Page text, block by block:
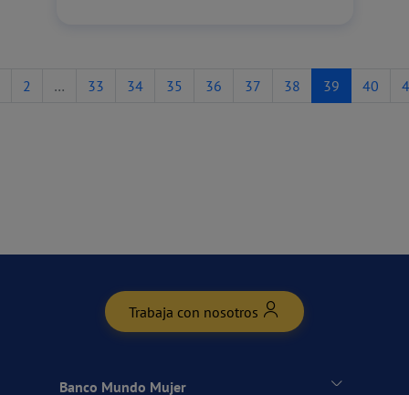
2 … 33 34 35 36 37 38 39 40
Trabaja con nosotros
Banco Mundo Mujer